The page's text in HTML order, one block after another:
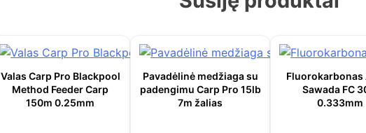
Valas Carp Pro Blackpool
Method Feeder Carp
150m 0.25mm
Pavadėlinė medžiaga su
padengimu Carp Pro 15lb
7m žalias
Fluorokarbonas
Sawada FC
0.333mm